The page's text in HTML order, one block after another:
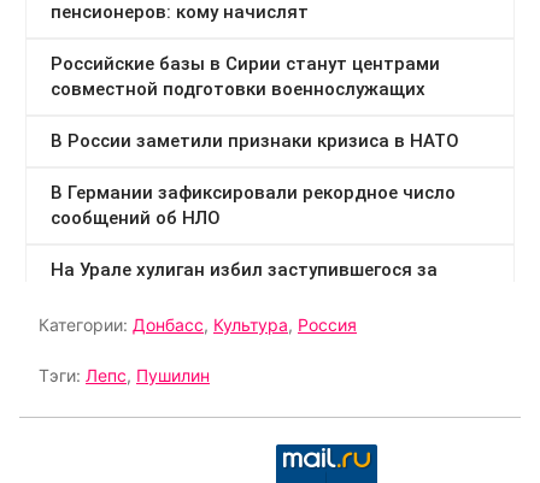
Категории: Донбасс, Культура, Россия
Тэги: Лепс, Пушилин